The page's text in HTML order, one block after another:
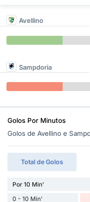
Avellino
Sampdoria
Golos Por Minutos
Golos de Avellino e
Total de Golos
Por 10 Min'
0 - 10 Min'